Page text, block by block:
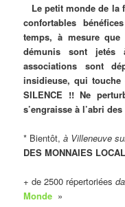
Le petit monde de la
confortables
temps, à mesure
démunis sont
associations sont
insidieuse, qui
SILENCE !! Ne
s’engraisse à l’abri
* Bientôt,à Villeneuve
DES MONNAIES
+ de 2500 répertoriées
Monde »